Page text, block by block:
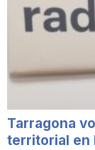
t
Tarragona
territorial en